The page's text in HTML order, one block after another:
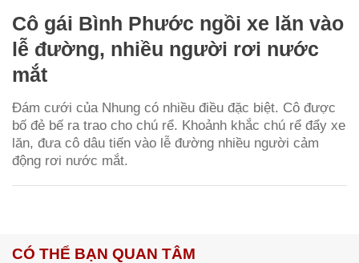
Cô gái Bình Phước ngồi xe lăn vào
lễ đường, nhiều người rơi nước
mắt
Đám cưới của Nhung có nhiều điều đặc biệt. Cô được
bố đẻ bế ra trao cho chú rể. Khoảnh khắc chú rể đẩy xe
lăn, đưa cô dâu tiến vào lễ đường nhiều người cảm
động rơi nước mắt.
CÓ THỂ BẠN QUAN TÂM